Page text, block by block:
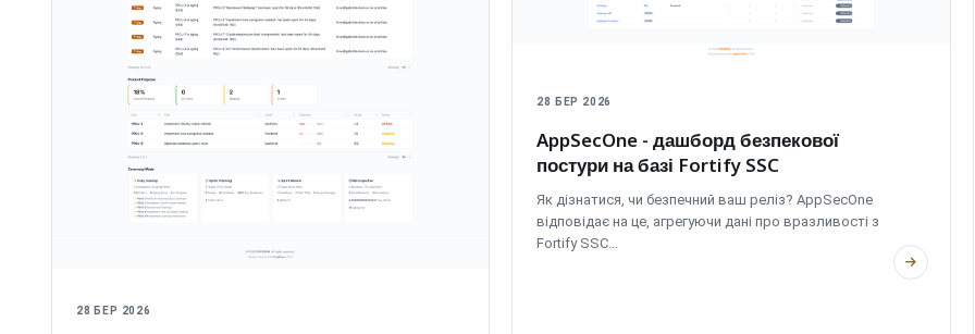
28 БЕР 2026
28 БЕР 2026
AppSecOne - дашборд безпекової
постури на базі Fortify SSC
Як дізнатися, чи безпечний ваш реліз? AppSecOne
відповідає на це, агрегуючи дані про вразливості з
Fortify SSC...